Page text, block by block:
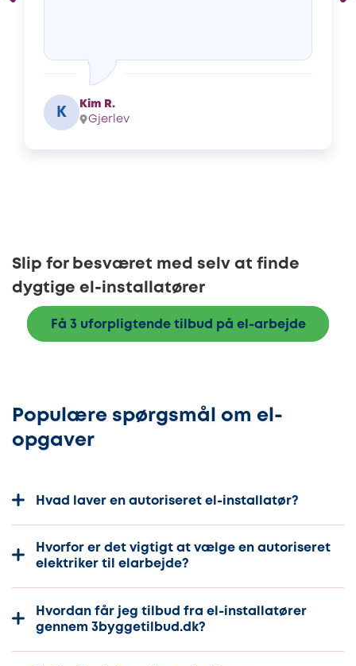
K
Kim R.
Gjerlev
Slip for besværet med selv at finde
dygtige el-installatører
Få 3 uforpligtende tilbud på el-arbejde
Populære spørgsmål om el-
opgaver
Hvad laver en autoriseret el-installatør?
Hvorfor er det vigtigt at vælge en autoriseret
elektriker til elarbejde?
Hvordan får jeg tilbud fra el-installatører
gennem 3byggetilbud.dk?